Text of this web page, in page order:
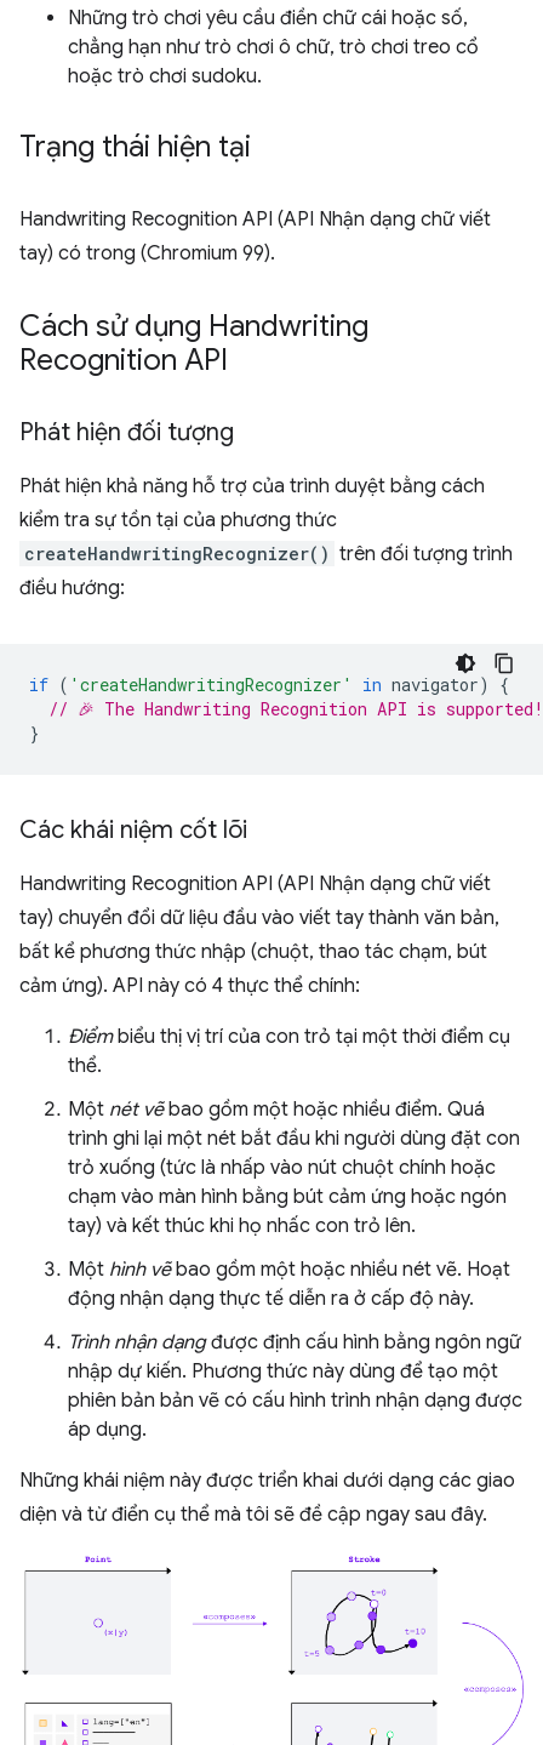
Những trò chơi yêu cầu điền chữ cái hoặc số,
chẳng hạn như trò chơi ô chữ, trò chơi treo cổ
hoặc trò chơi sudoku.
Trạng thái hiện tại
Handwriting Recognition API (API Nhận dạng chữ viết
tay) có trong (Chromium 99).
Cách sử dụng Handwriting
Recognition API
Phát hiện đối tượng
Phát hiện khả năng hỗ trợ của trình duyệt bằng cách
kiểm tra sự tồn tại của phương thức
createHandwritingRecognizer() trên đối tượng trình
điều hướng:
if ( 'createHandwritingRecognizer' in navigator)
{
// 🎉 The Handwriting Recognition API is supported!
}
Các khái niệm cốt lõi
Handwriting Recognition API (API Nhận dạng chữ viết
tay) chuyển đổi dữ liệu đầu vào viết tay thành văn bản,
bất kể phương thức nhập (chuột, thao tác chạm, bút
cảm ứng). API này có 4 thực thể chính:
Điểmbiểu thị vị trí của con trỏ tại một thời điểm cụ
thể.
Một nét vẽbao gồm một hoặc nhiều điểm. Quá
trình ghi lại một nét bắt đầu khi người dùng đặt con
trỏ xuống (tức là nhấp vào nút chuột chính hoặc
chạm vào màn hình bằng bút cảm ứng hoặc ngón
tay) và kết thúc khi họ nhấc con trỏ lên.
Một hình vẽbao gồm một hoặc nhiều nét vẽ. Hoạt
động nhận dạng thực tế diễn ra ở cấp độ này.
Trình nhận dạngđược định cấu hình bằng ngôn ngữ
nhập dự kiến. Phương thức này dùng để tạo một
phiên bản bản vẽ có cấu hình trình nhận dạng được
áp dụng.
Những khái niệm này được triển khai dưới dạng các giao
diện và từ điển cụ thể mà tôi sẽ đề cập ngay sau đây.